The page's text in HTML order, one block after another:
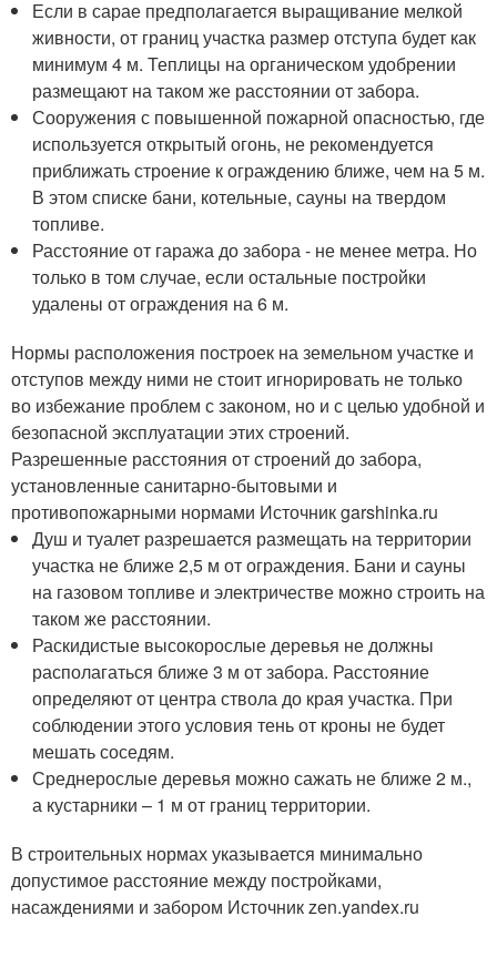
Если в сарае предполагается выращивание мелкой
живности, от границ участка размер отступа будет как
минимум 4 м. Теплицы на органическом удобрении
размещают на таком же расстоянии от забора.
Сооружения с повышенной пожарной опасностью, где
используется открытый огонь, не рекомендуется
приближать строение к ограждению ближе, чем на 5 м.
В этом списке бани, котельные, сауны на твердом
топливе.
Расстояние от гаража до забора - не менее метра. Но
только в том случае, если остальные постройки
удалены от ограждения на 6 м.
Нормы расположения построек на земельном участке и
отступов между ними не стоит игнорировать не только
во избежание проблем с законом, но и с целью удобной и
безопасной эксплуатации этих строений.
Разрешенные расстояния от строений до забора,
установленные санитарно-бытовыми и
противопожарными нормами Источник garshinka.ru
Душ и туалет разрешается размещать на территории
участка не ближе 2,5 м от ограждения. Бани и сауны
на газовом топливе и электричестве можно строить на
таком же расстоянии.
Раскидистые высокорослые деревья не должны
располагаться ближе 3 м от забора. Расстояние
определяют от центра ствола до края участка. При
соблюдении этого условия тень от кроны не будет
мешать соседям.
Среднерослые деревья можно сажать не ближе 2 м.,
а кустарники – 1 м от границ территории.
В строительных нормах указывается минимально
допустимое расстояние между постройками,
насаждениями и забором Источник zen.yandex.ru